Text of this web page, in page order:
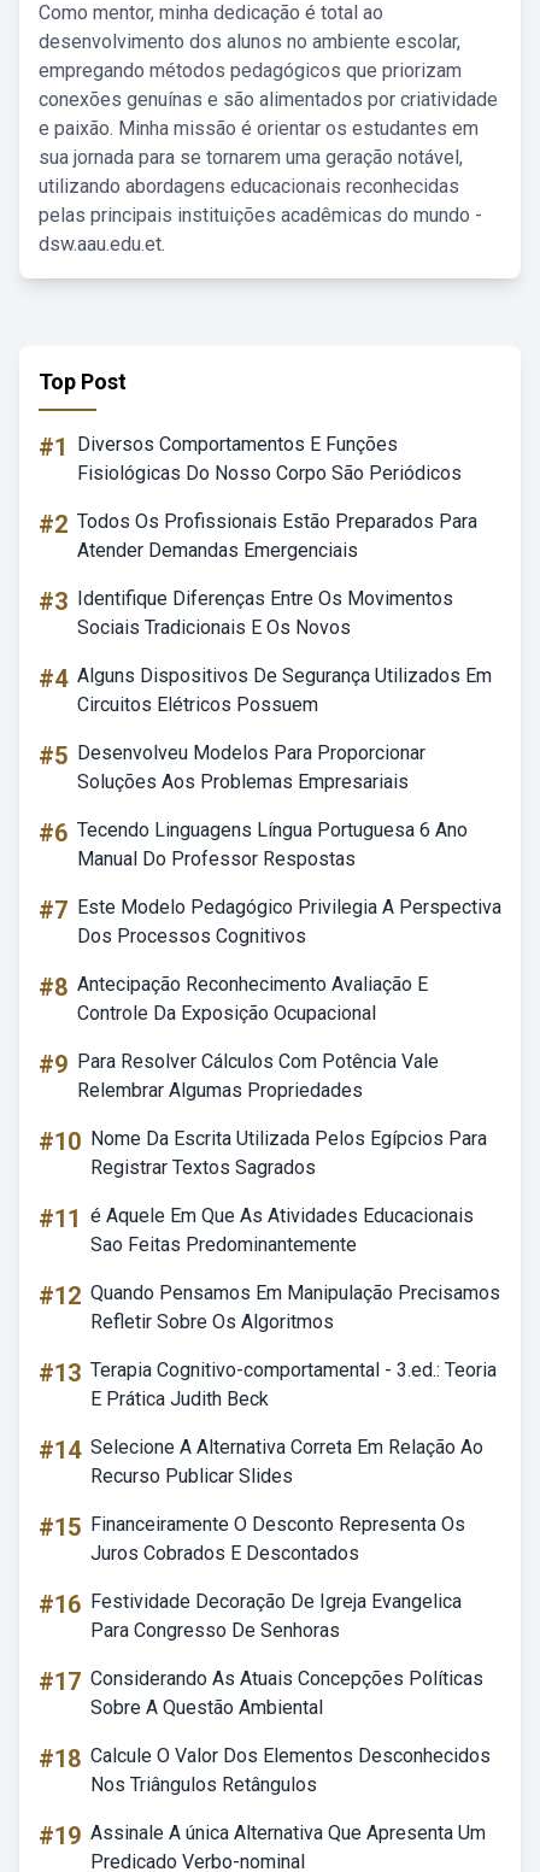
Como mentor, minha dedicação é total ao
desenvolvimento dos alunos no ambiente escolar,
empregando métodos pedagógicos que priorizam
conexões genuínas e são alimentados por criatividade
e paixão. Minha missão é orientar os estudantes em
sua jornada para se tornarem uma geração notável,
utilizando abordagens educacionais reconhecidas
pelas principais instituições acadêmicas do mundo -
dsw.aau.edu.et.
Top Post
#1
Diversos Comportamentos E Funções
Fisiológicas Do Nosso Corpo São Periódicos
#2 Todos Os Profissionais Estão Preparados Para
Atender Demandas Emergenciais
#3 Identifique Diferenças Entre Os Movimentos
Sociais Tradicionais E Os Novos
#4 Alguns Dispositivos De Segurança Utilizados Em
Circuitos Elétricos Possuem
#5 Desenvolveu Modelos Para Proporcionar
Soluções Aos Problemas Empresariais
#6 Tecendo Linguagens Língua Portuguesa 6 Ano
Manual Do Professor Respostas
#7 Este Modelo Pedagógico Privilegia A Perspectiva
Dos Processos Cognitivos
#8 Antecipação Reconhecimento Avaliação E
Controle Da Exposição Ocupacional
#9 Para Resolver Cálculos Com Potência Vale
Relembrar Algumas Propriedades
#10 Nome Da Escrita Utilizada Pelos Egípcios Para
Registrar Textos Sagrados
#11 é Aquele Em Que As Atividades Educacionais
Sao Feitas Predominantemente
#12 Quando Pensamos Em Manipulação Precisamos
Refletir Sobre Os Algoritmos
#13 Terapia Cognitivo-comportamental - 3.ed.: Teoria
E Prática Judith Beck
#14 Selecione A Alternativa Correta Em Relação Ao
Recurso Publicar Slides
#15 Financeiramente O Desconto Representa Os
Juros Cobrados E Descontados
#16 Festividade Decoração De Igreja Evangelica
Para Congresso De Senhoras
#17 Considerando As Atuais Concepções Políticas
Sobre A Questão Ambiental
#18 Calcule O Valor Dos Elementos Desconhecidos
Nos Triângulos Retângulos
#19 Assinale A única Alternativa Que Apresenta Um
Predicado Verbo-nominal